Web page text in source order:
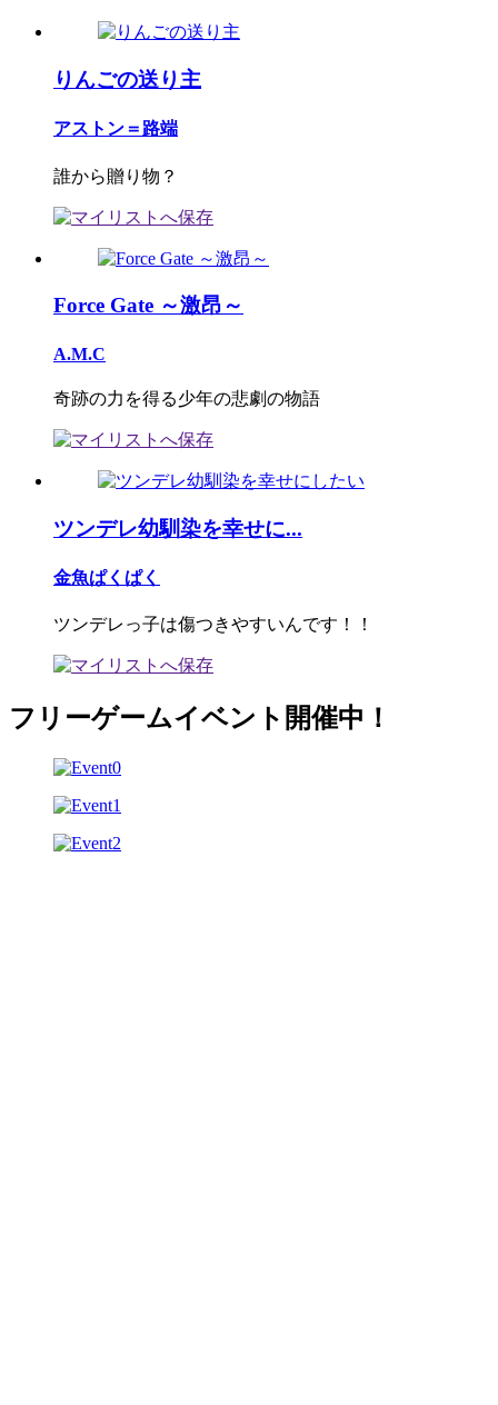
りんごの送り主
アストン＝路端
誰から贈り物？
Force Gate ～激昂～
A.M.C
奇跡の力を得る少年の悲劇の物語
ツンデレ幼馴染を幸せに...
金魚ぱくぱく
ツンデレっ子は傷つきやすいんです！！
フリーゲームイベント開催中！